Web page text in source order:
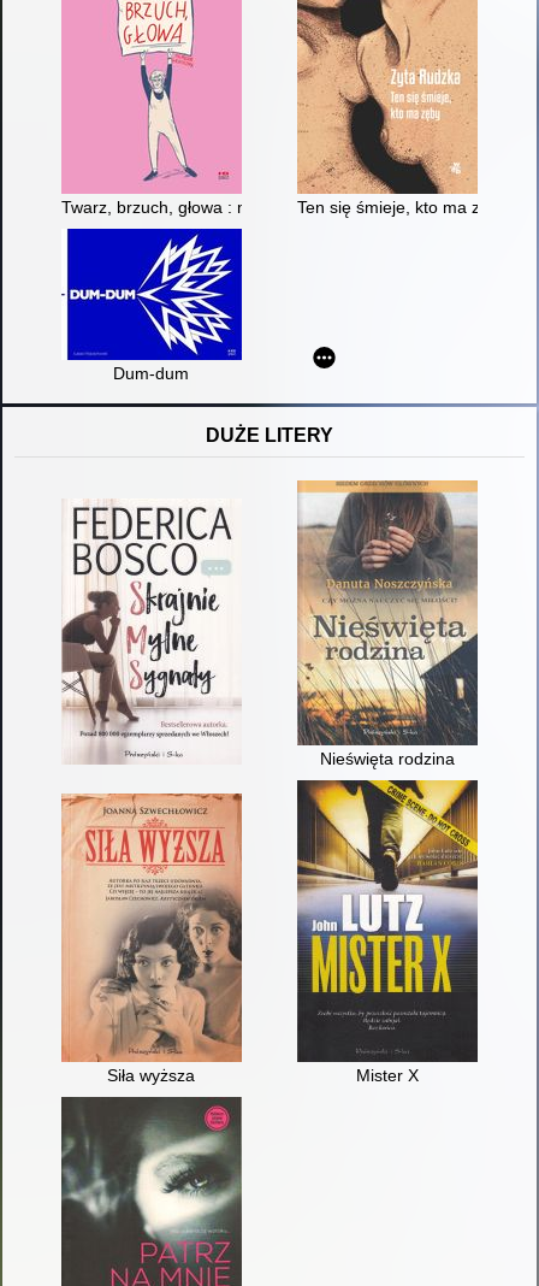
Twarz, brzuch, głowa : memeuar graficznyTen się śmieje, kto ma zęby
Dum-dum
DUŻE LITERY
Nieświęta rodzina
Siła wyższa Mister X